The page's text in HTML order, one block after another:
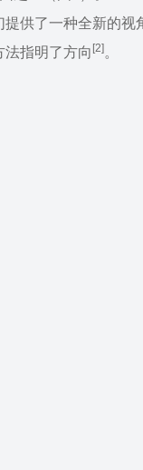
供了一种全新的视
指明了方向 [2] 。